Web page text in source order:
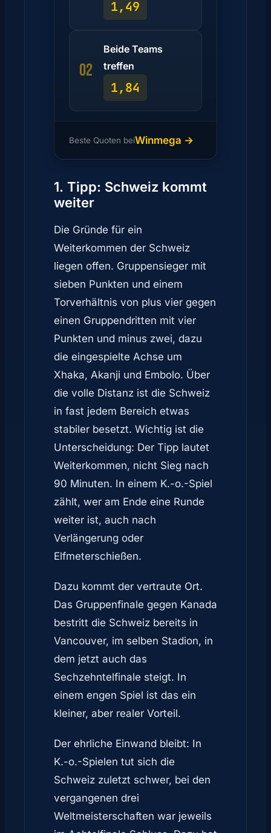
1,49
02
Beide Teams
treffen
1,84
Beste Quoten beiWinmega →
1. Tipp: Schweiz kommt
weiter
Die Gründe für ein
Weiterkommen der Schweiz
liegen offen. Gruppensieger mit
sieben Punkten und einem
Torverhältnis von plus vier gegen
einen Gruppendritten mit vier
Punkten und minus zwei, dazu
die eingespielte Achse um
Xhaka, Akanji und Embolo. Über
die volle Distanz ist die Schweiz
in fast jedem Bereich etwas
stabiler besetzt. Wichtig ist die
Unterscheidung: Der Tipp lautet
Weiterkommen, nicht Sieg nach
90 Minuten. In einem K.-o.-Spiel
zählt, wer am Ende eine Runde
weiter ist, auch nach
Verlängerung oder
Elfmeterschießen.
Dazu kommt der vertraute Ort.
Das Gruppenfinale gegen Kanada
bestritt die Schweiz bereits in
Vancouver, im selben Stadion, in
dem jetzt auch das
Sechzehntelfinale steigt. In
einem engen Spiel ist das ein
kleiner, aber realer Vorteil.
Der ehrliche Einwand bleibt: In
K.-o.-Spielen tut sich die
Schweiz zuletzt schwer, bei den
vergangenen drei
Weltmeisterschaften war jeweils